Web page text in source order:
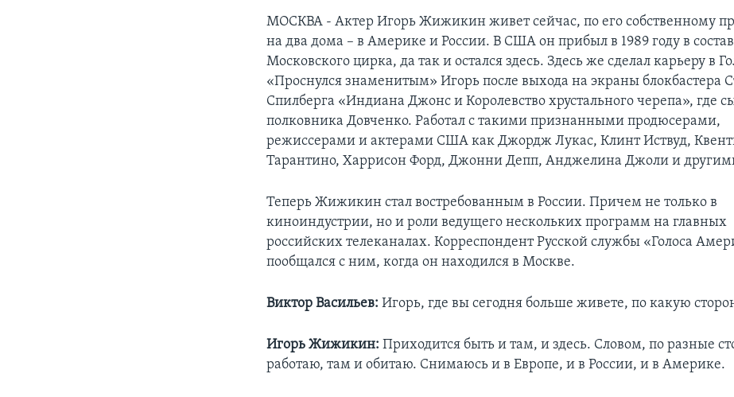
МОСКВА - Актер Игорь Жижикин живет сейчас, по его собственному
на два дома – в Америке и России. В США он прибыл в 1989 году в
Московского цирка, да так и остался здесь. Здесь же сделал карьеру в
«Проснулся знаменитым» Игорь после выхода на экраны блокбастера
Спилберга «Индиана Джонс и Королевство хрустального черепа», где
полковника Довченко. Работал с такими признанными продюсерами,
режиссерами и актерами США как Джордж Лукас, Клинт Иствуд,
Тарантино, Харрисон Форд, Джонни Депп, Анджелина Джоли и
Теперь Жижикин стал востребованным в России. Причем не только в
киноиндустрии, но и роли ведущего нескольких программ на главных
российских телеканалах. Корреспондент Русской службы «Голоса
пообщался с ним, когда он находился в Москве.
Виктор Васильев: Игорь, где вы сегодня больше живете, по какую
Игорь Жижикин: Приходится быть и там, и здесь. Словом, по разные
работаю, там и обитаю. Снимаюсь и в Европе, и в России, и в Америке.